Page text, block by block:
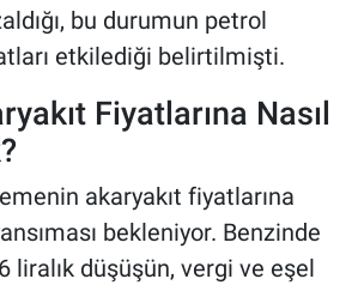
bu durumun petrol
etkilediği belirtilmişti.
Fiyatlarına Nasıl
akaryakıt fiyatlarına
bekleniyor. Benzinde
liralık düşüşün, vergi ve eşel